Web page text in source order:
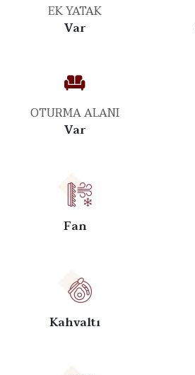
EK YATAK
Var
OTURMA ALANI
Var
Fan
Kahvaltı